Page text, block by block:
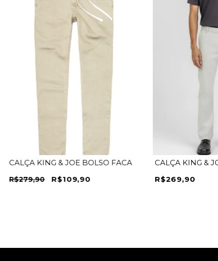
CALÇA KING & JOE BOLSO FACA
R$279,90 R$109,90
CALÇA KING &
R$269,90